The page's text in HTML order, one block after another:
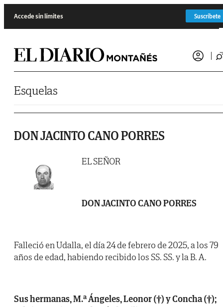
Accede sin límites Suscríbete
Esquelas
DON JACINTO CANO PORRES
EL SEÑOR
DON JACINTO CANO PORRES
Falleció en Udalla, el día 24 de febrero de 2025, a los 79
años de edad, habiendo recibido los SS. SS. y la B. A.
Sus hermanas, M.ª Ángeles, Leonor (†) y Concha (†);